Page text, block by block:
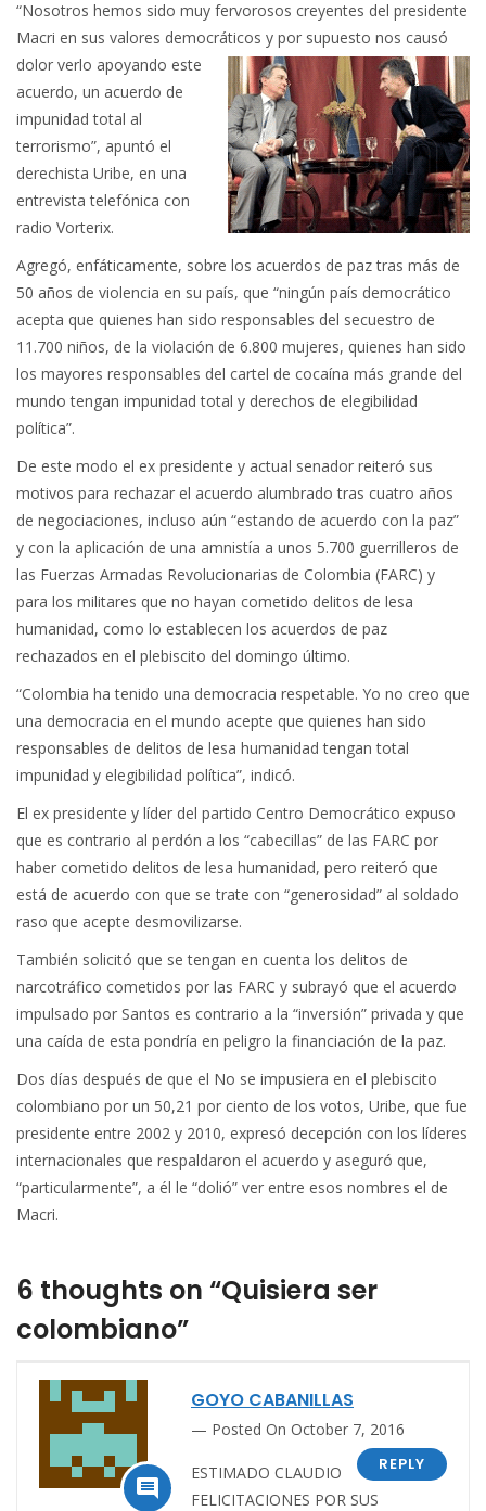
“Nosotros hemos sido muy fervorosos creyentes del presidente
Macri en sus valores democráticos y por supuesto nos causó
dolor verlo apoyando este
acuerdo, un acuerdo de
impunidad total al
terrorismo”, apuntó el
derechista Uribe, en una
entrevista telefónica con
radio Vorterix.
Agregó, enfáticamente, sobre los acuerdos de paz tras más de
50 años de violencia en su país, que “ningún país democrático
acepta que quienes han sido responsables del secuestro de
11.700 niños, de la violación de 6.800 mujeres, quienes han sido
los mayores responsables del cartel de cocaína más grande del
mundo tengan impunidad total y derechos de elegibilidad
política”.
De este modo el ex presidente y actual senador reiteró sus
motivos para rechazar el acuerdo alumbrado tras cuatro años
de negociaciones, incluso aún “estando de acuerdo con la paz”
y con la aplicación de una amnistía a unos 5.700 guerrilleros de
las Fuerzas Armadas Revolucionarias de Colombia (FARC) y
para los militares que no hayan cometido delitos de lesa
humanidad, como lo establecen los acuerdos de paz
rechazados en el plebiscito del domingo último.
“Colombia ha tenido una democracia respetable. Yo no creo que
una democracia en el mundo acepte que quienes han sido
responsables de delitos de lesa humanidad tengan total
impunidad y elegibilidad política”, indicó.
El ex presidente y líder del partido Centro Democrático expuso
que es contrario al perdón a los “cabecillas” de las FARC por
haber cometido delitos de lesa humanidad, pero reiteró que
está de acuerdo con que se trate con “generosidad” al soldado
raso que acepte desmovilizarse.
También solicitó que se tengan en cuenta los delitos de
narcotráfico cometidos por las FARC y subrayó que el acuerdo
impulsado por Santos es contrario a la “inversión” privada y que
una caída de esta pondría en peligro la financiación de la paz.
Dos días después de que el No se impusiera en el plebiscito
colombiano por un 50,21 por ciento de los votos, Uribe, que fue
presidente entre 2002 y 2010, expresó decepción con los líderes
internacionales que respaldaron el acuerdo y aseguró que,
“particularmente”, a él le “dolió” ver entre esos nombres el de
Macri.
6 thoughts on “Quisiera ser
colombiano”

GOYO CABANILLAS
Posted On October 7, 2016
REPLY
ESTIMADO CLAUDIO
FELICITACIONES POR SUS